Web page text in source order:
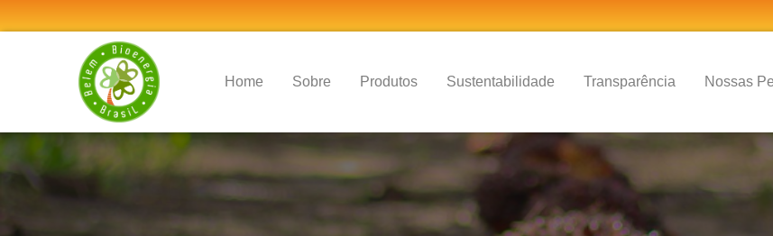
Home (current)
Sobre Produtos Sustentabilidade Transparência Nossas